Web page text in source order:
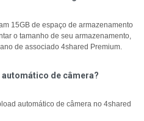
15GB de espaço de armazenamento
o tamanho de seu armazenamento,
de associado 4shared Premium.
de câmera?
automático de câmera no 4shared